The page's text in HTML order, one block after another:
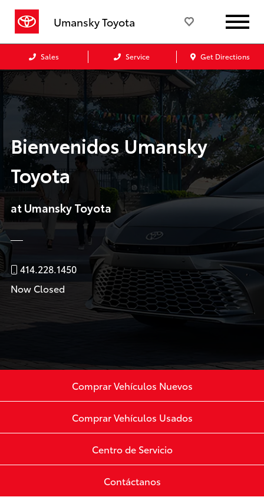
Umansky Toyota
Sales Service Get Directions
Bienvenidos Umansky
Toyota
at Umansky Toyota
414.228.1450
Now Closed
Comprar Vehículos Nuevos
Comprar Vehículos Usados
Centro de Servicio
Contáctanos